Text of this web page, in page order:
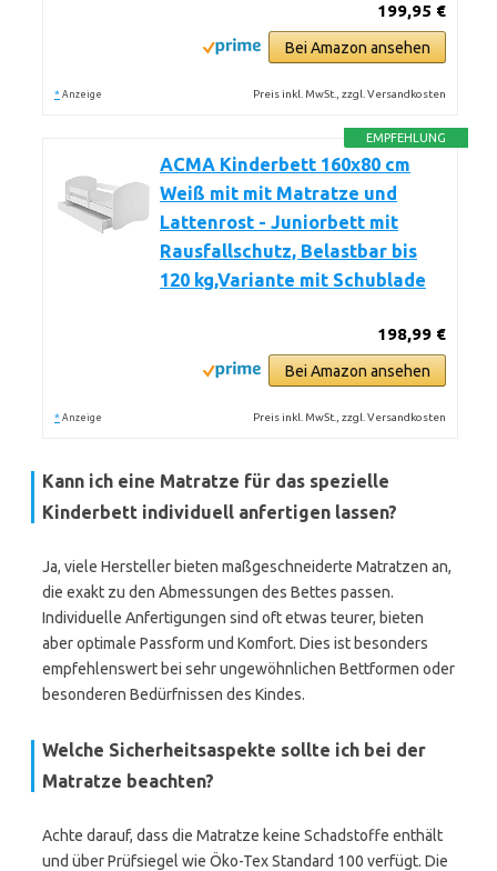
199,95 €
Bei Amazon ansehen
* Anzeige Preis inkl. MwSt., zzgl. Versandkosten
EMPFEHLUNG
ACMA Kinderbett 160x80 cm
Weiß mit mit Matratze und
Lattenrost - Juniorbett mit
Rausfallschutz, Belastbar bis
120 kg,Variante mit Schublade
198,99 €
Bei Amazon ansehen
* Anzeige Preis inkl. MwSt., zzgl. Versandkosten
Kann ich eine Matratze für das spezielle
Kinderbett individuell anfertigen lassen?
Ja, viele Hersteller bieten maßgeschneiderte Matratzen an,
die exakt zu den Abmessungen des Bettes passen.
Individuelle Anfertigungen sind oft etwas teurer, bieten
aber optimale Passform und Komfort. Dies ist besonders
empfehlenswert bei sehr ungewöhnlichen Bettformen oder
besonderen Bedürfnissen des Kindes.
Welche Sicherheitsaspekte sollte ich bei der
Matratze beachten?
Achte darauf, dass die Matratze keine Schadstoffe enthält
und über Prüfsiegel wie Öko-Tex Standard 100 verfügt. Die